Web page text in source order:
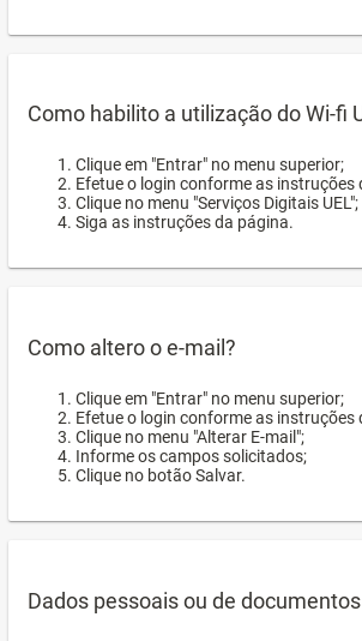
Como habilito a utilização do Wi-fi
Clique em "Entrar" no menu superior;
Efetue o login conforme as instruções
Clique no menu "Serviços Digitais UEL";
Siga as instruções da página.
Como altero o e-mail?
Clique em "Entrar" no menu superior;
Efetue o login conforme as instruções
Clique no menu "Alterar E-mail";
Informe os campos solicitados;
Clique no botão Salvar.
Dados pessoais ou de